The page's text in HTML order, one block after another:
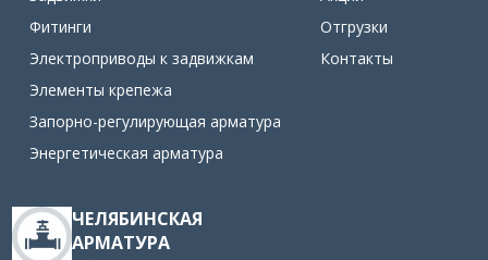
Фитинги
Электроприводы к задвижкам
Элементы крепежа
Запорно-регулирующая арматура
Энергетическая арматура
Отгрузки
Контакты
ЧЕЛЯБИНСКАЯ
АРМАТУРА